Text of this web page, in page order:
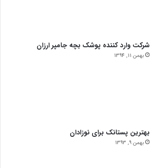
شرکت وارد کننده پوشک بچه جامپر ارزان
بهمن 11, 1394
بهترین پستانک برای نوزادان
بهمن 9, 1393